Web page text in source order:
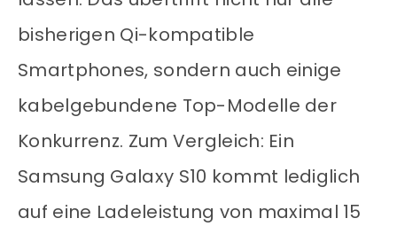
bisherigen Qi-kompatible
Smartphones, sondern auch einige
kabelgebundene Top-Modelle der
Konkurrenz. Zum Vergleich: Ein
Samsung Galaxy S10 kommt lediglich
auf eine Ladeleistung von maximal 15